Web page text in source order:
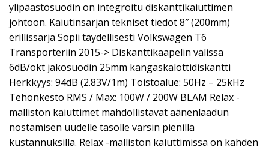
ylipäästösuodin on integroitu diskanttikaiuttimen
johtoon. Kaiutinsarjan tekniset tiedot 8″ (200mm)
erillissarja Sopii täydellisesti Volkswagen T6
Transporteriin 2015-> Diskanttikaapelin välissä
6dB/okt jakosuodin 25mm kangaskalottidiskantti
Herkkyys: 94dB (2.83V/1m) Toistoalue: 50Hz – 25kHz
Tehonkesto RMS / Max: 100W / 200W BLAM Relax -
malliston kaiuttimet mahdollistavat äänenlaadun
nostamisen uudelle tasolle varsin pienillä
kustannuksilla. Relax -malliston kaiuttimissa on kahden